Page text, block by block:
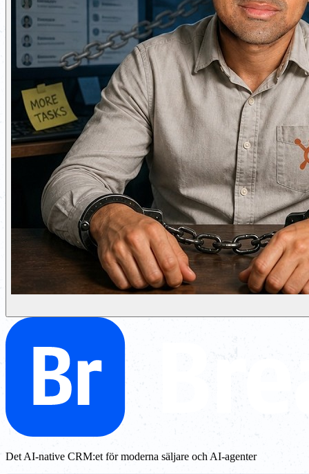
Det AI-native CRM:et för moderna säljare och AI-agenter